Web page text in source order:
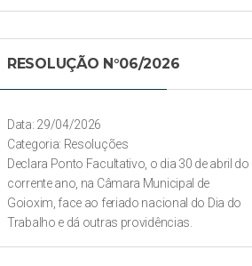
RESOLUÇÃO N°06/2026
Data: 29/04/2026
Categoria: Resoluções
Declara Ponto Facultativo, o dia 30 de abril do
corrente ano, na Câmara Municipal de
Goioxim, face ao feriado nacional do Dia do
Trabalho e dá outras providências.